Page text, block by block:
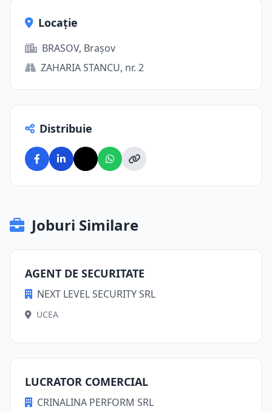
Locație
BRASOV, Brașov
ZAHARIA STANCU, nr. 2
Distribuie
Joburi Similare
AGENT DE SECURITATE
NEXT LEVEL SECURITY SRL
UCEA
LUCRATOR COMERCIAL
CRINALINA PERFORM SRL